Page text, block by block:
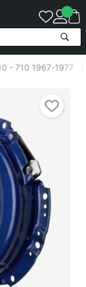
- 710 1967-1977